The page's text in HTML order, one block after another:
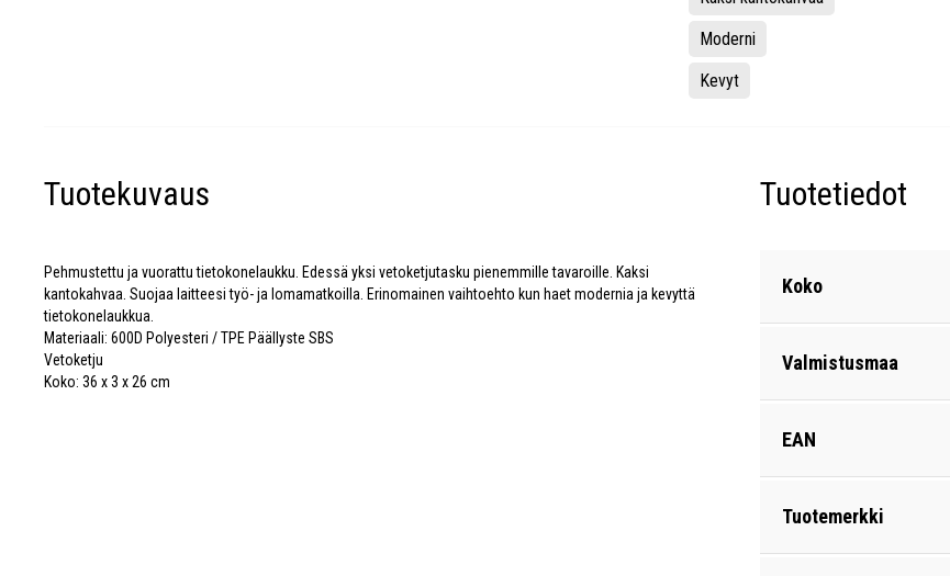
Moderni
Kevyt
Tuotekuvaus
Pehmustettu ja vuorattu tietokonelaukku. Edessä yksi vetoketjutasku pienemmille tavaroille. Kaksi
kantokahvaa. Suojaa laitteesi työ- ja lomamatkoilla. Erinomainen vaihtoehto kun haet modernia ja kevyttä
tietokonelaukkua.
Materiaali: 600D Polyesteri / TPE Päällyste SBS
Vetoketju
Koko: 36 x 3 x 26 cm
Tuotetiedot
Koko
Valmistusmaa
EAN
Tuotemerkki